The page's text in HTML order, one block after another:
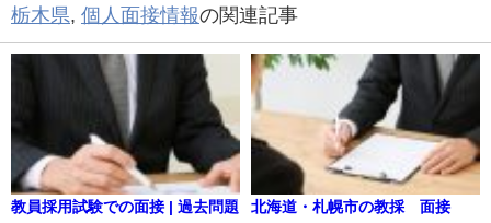
栃木県, 個人面接情報の関連記事
教員採用試験での面接 | 過去問題
北海道・札幌市の教採 面接